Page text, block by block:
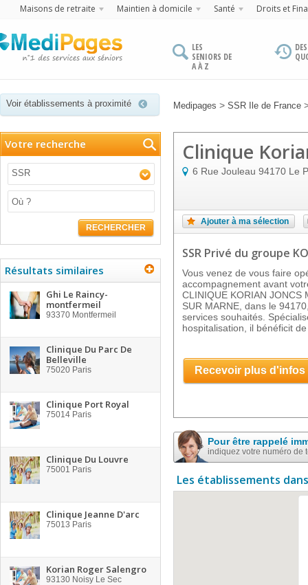
Maisons de retraite Maintien à domicile Santé Droits et
LES
SENIORS DE
A À Z
Voir établissements à proximité Medipages > SSR Ile de France
Votre recherche
SSR
RECHERCHER
Résultats similaires
Ghi Le Raincy-
montfermeil
93370 Montfermeil
Clinique Du Parc De
Belleville
75020 Paris
Clinique Port Royal
75014 Paris
Clinique Du Louvre
75001 Paris
Clinique Jeanne D'arc
75013 Paris
Korian Roger Salengro
93130 Noisy Le Sec
Clinique
6 Rue Jouleau 94170 Le
Ajouter à ma sélection
SSR Privé du groupe
Vous venez de vous faire
accompagnement avant
CLINIQUE KORIAN JONCS
SUR MARNE, dans le
services souhaités.
hospitalisation, il bénéficit de
Recevoir plus d'infos
Pour être rappelé
indiquez votre numéro de
Les établissements